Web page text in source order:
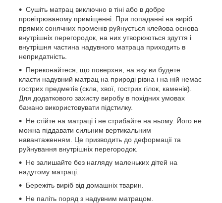
Сушіть матрац виключно в тіні або в добре
провітрюваному приміщенні. При попаданні на виріб
прямих сонячних променів руйнується клейова основа
внутрішніх перегородок, на них утворюються здуття і
внутрішня частина надувного матраца приходить в
непридатність.
Переконайтеся, що поверхня, на яку ви будете
класти надувний матрац на природі рівна і на ній немає
гострих предметів (скла, хвої, гострих гілок, каменів).
Для додаткового захисту виробу в похідних умовах
бажано використовувати підстилку.
Не стійте на матраці і не стрибайте на ньому. Його не
можна піддавати сильним вертикальним
навантаженням. Це призводить до деформації та
руйнування внутрішніх перегородок.
Не залишайте без нагляду маленьких дітей на
надутому матраці.
Бережіть виріб від домашніх тварин.
Не паліть поряд з надувним матрацом.